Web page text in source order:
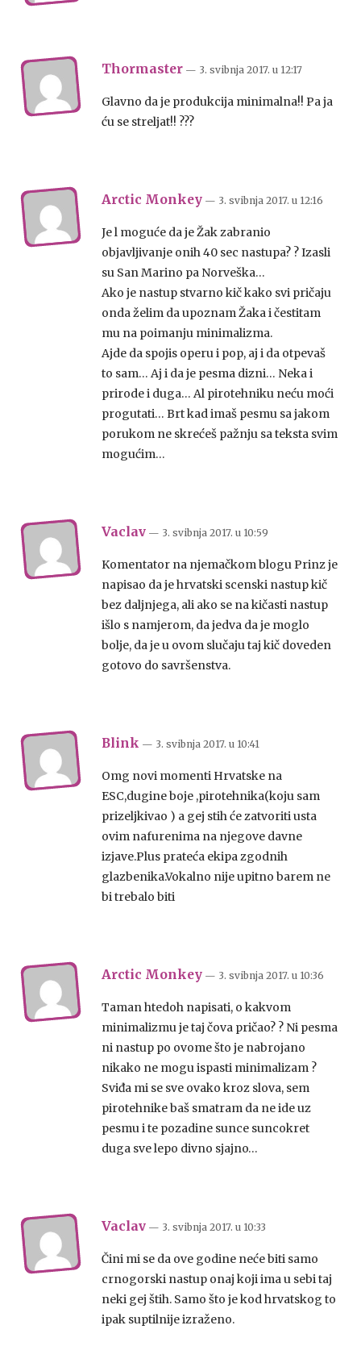
Thormaster — 3. svibnja 2017. u 12:17
Glavno da je produkcija minimalna!! Pa ja
ću se streljat!! ???
Arctic Monkey — 3. svibnja 2017. u 12:16
Je l moguće da je Žak zabranio
objavljivanje onih 40 sec nastupa? ? Izasli
su San Marino pa Norveška…
Ako je nastup stvarno kič kako svi pričaju
onda želim da upoznam Žaka i čestitam
mu na poimanju minimalizma.
Ajde da spojis operu i pop, aj i da otpevaš
to sam… Aj i da je pesma dizni… Neka i
prirode i duga… Al pirotehniku neću moći
progutati… Brt kad imaš pesmu sa jakom
porukom ne skrećeš pažnju sa teksta svim
mogućim…
Vaclav — 3. svibnja 2017. u 10:59
Komentator na njemačkom blogu Prinz je
napisao da je hrvatski scenski nastup kič
bez daljnjega, ali ako se na kičasti nastup
išlo s namjerom, da jedva da je moglo
bolje, da je u ovom slučaju taj kič doveden
gotovo do savršenstva.
Blink — 3. svibnja 2017. u 10:41
Omg novi momenti Hrvatske na
ESC,dugine boje ,pirotehnika(koju sam
prizeljkivao ) a gej stih će zatvoriti usta
ovim nafurenima na njegove davne
izjave.Plus prateća ekipa zgodnih
glazbenika.Vokalno nije upitno barem ne
bi trebalo biti
Arctic Monkey — 3. svibnja 2017. u 10:36
Taman htedoh napisati, o kakvom
minimalizmu je taj čova pričao? ? Ni pesma
ni nastup po ovome što je nabrojano
nikako ne mogu ispasti minimalizam ?
Sviđa mi se sve ovako kroz slova, sem
pirotehnike baš smatram da ne ide uz
pesmu i te pozadine sunce suncokret
duga sve lepo divno sjajno…
Vaclav — 3. svibnja 2017. u 10:33
Čini mi se da ove godine neće biti samo
crnogorski nastup onaj koji ima u sebi taj
neki gej štih. Samo što je kod hrvatskog to
ipak suptilnije izraženo.